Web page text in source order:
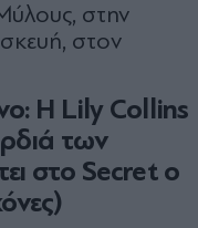
Η Lily Collins
των
στο Secret ο
στην
στον